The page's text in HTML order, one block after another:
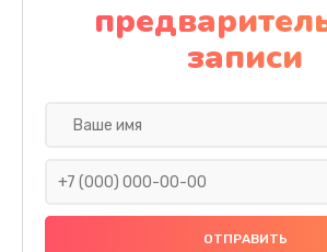
записи